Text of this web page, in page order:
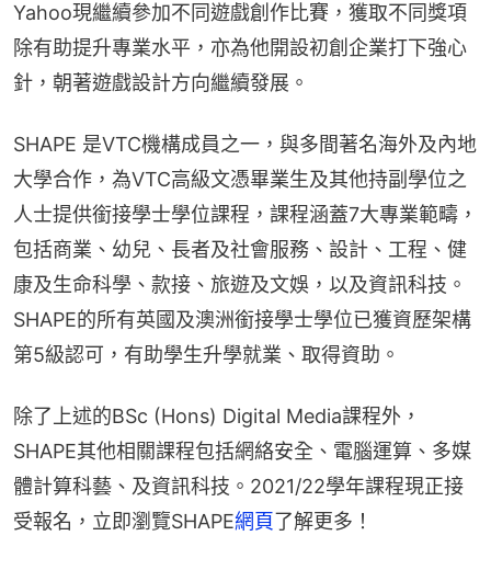
Yahoo現繼續參加不同遊戲創作比賽，獲取不同獎項
除有助提升專業水平，亦為他開設初創企業打下強心
針，朝著遊戲設計方向繼續發展。
SHAPE 是VTC機構成員之一，與多間著名海外及內地
大學合作，為VTC高級文憑畢業生及其他持副學位之
人士提供銜接學士學位課程，課程涵蓋7大專業範疇，
包括商業、幼兒、長者及社會服務、設計、工程、健
康及生命科學、款接、旅遊及文娛，以及資訊科技。
SHAPE的所有英國及澳洲銜接學士學位已獲資歷架構
第5級認可，有助學生升學就業、取得資助。
除了上述的BSc (Hons) Digital Media課程外，
SHAPE其他相關課程包括網絡安全、電腦運算、多媒
體計算科藝、及資訊科技。2021/22學年課程現正接
受報名，立即瀏覽SHAPE網頁了解更多！